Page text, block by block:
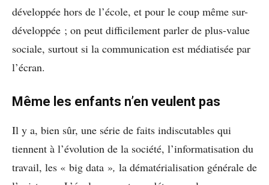
développée hors de l’école, et pour le coup même sur-
développée ; on peut difficilement parler de plus-value
sociale, surtout si la communication est médiatisée par
l’écran.
Même les enfants n’en veulent pas
Il y a, bien sûr, une série de faits indiscutables qui
tiennent à l’évolution de la société, l’informatisation du
travail, les « big data », la dématérialisation générale de